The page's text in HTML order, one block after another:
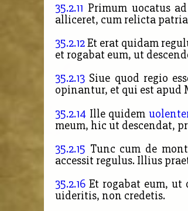
35.2.11 Primum uocatus
alliceret, cum relicta
35.2.12Et erat quidam
et rogabat eum, ut
35.2.13 Siue quod regio
opinantur, et qui est apud
35.2.14 Ille quidem
meum, hic ut descendat,
35.2.15 Tunc cum de
accessit regulus. Illius
35.2.16 Et rogabat eum, ut
uideritis, non credetis.